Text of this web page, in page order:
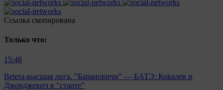
Ccылка скопирована
Только что:
15:48
Betera-высшая лига. "Барановичи" — БАТЭ: Ковалев и
Джорджевич в "старте"